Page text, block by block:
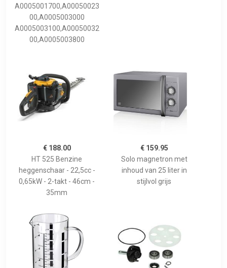
A0005001700,A00050023
00,A0005003000
A0005003100,A00050032
00,A0005003800
€ 188.00
HT 525 Benzine
heggenschaar - 22,5cc -
0,65kW - 2-takt - 46cm -
35mm
€ 159.95
Solo magnetron met
inhoud van 25 liter in
stijlvol grijs